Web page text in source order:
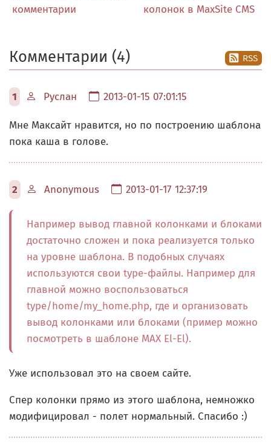
комментарии
колонок в MaxSite CMS
Комментарии (4) RSS
1 Руслан 2013-01-15 07:01:15
Мне Максайт нравится, но по построению шаблона
пока каша в голове.
2 Anonymous 2013-01-17 12:37:19
Например вывод главной колонками и блоками
достаточно сложен и пока реализуется только
на уровне шаблона. В подобных случаях
используются свои type-файлы. Например для
главной можно воспользоваться
type/home/my_home.php, где и организовать
вывод колонками или блоками (пример можно
посмотреть в шаблоне MAX El-El).
Уже использовал это на своем сайте.
Спер колонки прямо из этого шаблона, немножко
модифицировал - полет нормальный. Спасибо :)